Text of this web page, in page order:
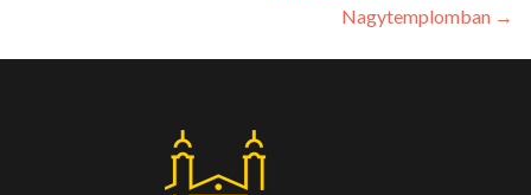
Nagytemplomban →